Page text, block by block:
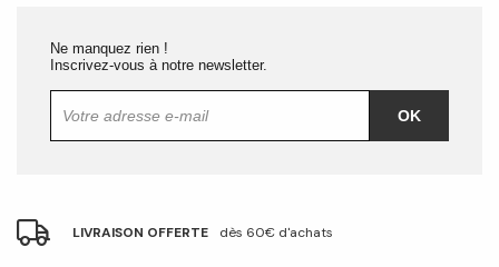
Ne manquez rien !
Inscrivez-vous à notre newsletter.
OK
LIVRAISON OFFERTE dès 60€ d'achats